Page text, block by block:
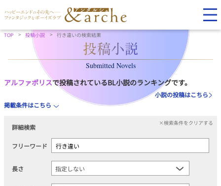
TOP 投稿小説 行き違いの検索結果
Submitted Novels
アルファポリスで投稿されているBL小説のランキングです。
小説の投稿はこちら
掲載条件はこちら
詳細検索
×検索条件をクリアする
フリーワード
長さ